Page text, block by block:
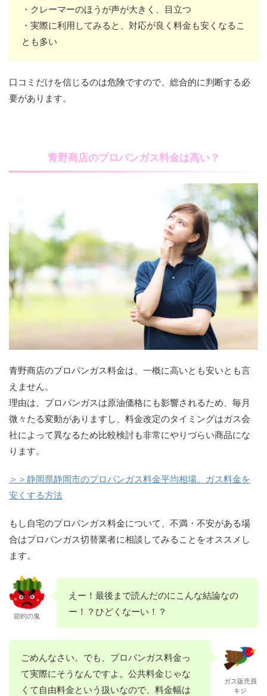
・クレーマーのほうが声が大きく、目立つ
・実際に利用してみると、対応が良く料金も安くなるこ
とも多い
口コミだけを信じるのは危険ですので、総合的に判断する必
要があります。
青野商店のプロパンガス料金は高い？
青野商店のプロパンガス料金は、一概に高いとも安いとも言
えません。
理由は、プロパンガスは原油価格にも影響されるため、毎月
微々たる変動がありますし、料金改定のタイミングはガス会
社によって異なるため比較検討も非常にやりづらい商品にな
ります。
＞＞静岡県静岡市のプロパンガス料金平均相場。ガス料金を
安くする方法
もし自宅のプロパンガス料金について、不満・不安がある場
合はプロパンガス切替業者に相談してみることをオススメし
ます。
節約の鬼
えー！最後まで読んだのにこんな結論なの
ー！？ひどくなーい！？
ごめんなさい。でも、プロパンガス料金っ
て実際にそうなんですよ。公共料金じゃな
くて自由料金という扱いなので、料金幅は
ガス販売員
キジ